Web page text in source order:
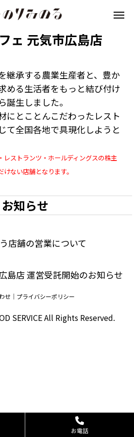
ェ 元気市広島店
継承する農業生産者と、豊か
める生活者をもっと結び付け
誕生しました。
にとことんこだわったレスト
て全国各地で具現化しようと
ストランツ・ホールディングスの株主
ない店舗となります。
お知らせ
店舗の営業について
島店 運営受託開始のお知らせ
せ プライバシーポリシー
SERVICE All Rights Reserved.
お電話